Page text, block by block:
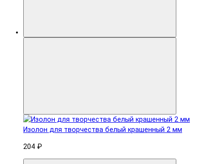
Изолон для творчества белый крашенный 2 мм
204 ₽